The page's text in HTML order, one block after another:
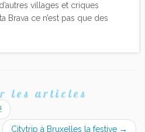
villages et criques
Brava ce n’est pas que des
les articles
Citytrip à Bruxelles la festive →